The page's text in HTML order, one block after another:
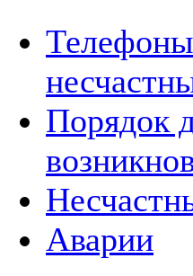
Порядок
Аварии